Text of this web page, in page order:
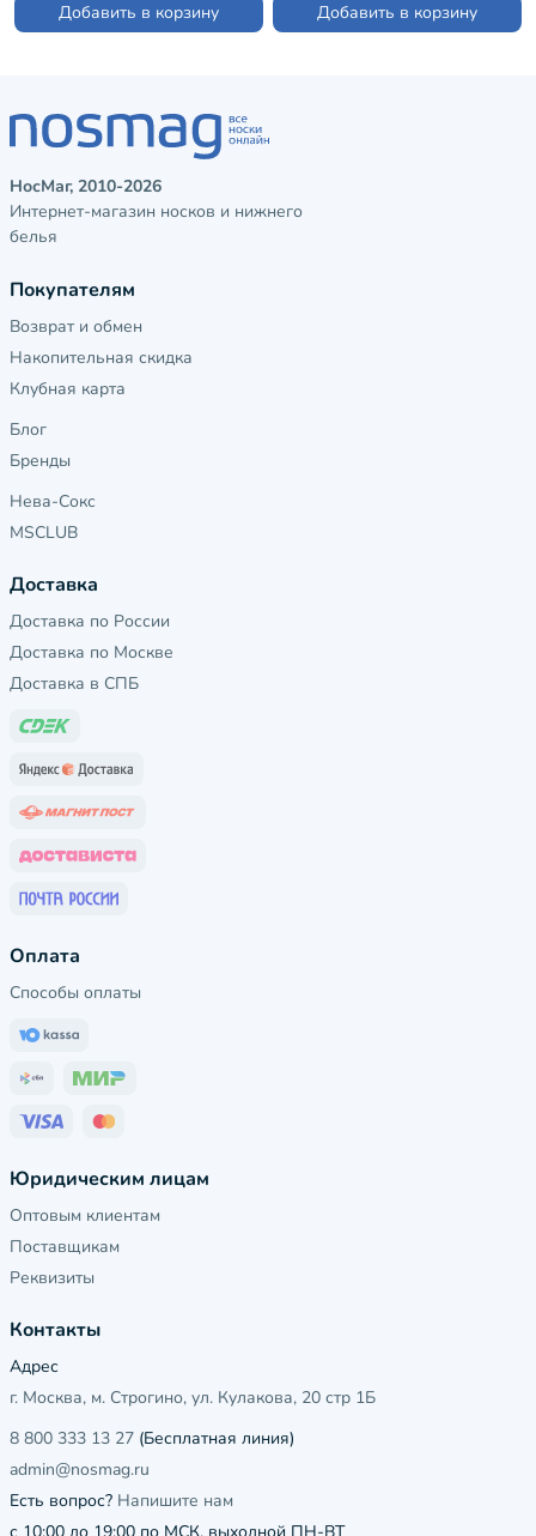
Добавить в корзину Добавить в корзину
НосМаг, 2010-2026
Интернет-магазин носков и нижнего
белья
Покупателям
Возврат и обмен
Накопительная скидка
Клубная карта
Блог
Бренды
Нева-Сокс
MSCLUB
Доставка
Доставка по России
Доставка по Москве
Доставка в СПБ
Оплата
Способы оплаты
Юридическим лицам
Оптовым клиентам
Поставщикам
Реквизиты
Контакты
Адрес
г. Москва, м. Строгино, ул. Кулакова, 20 стр 1Б
8 800 333 13 27 (Бесплатная линия)
admin@nosmag.ru
Есть вопрос? Напишите нам